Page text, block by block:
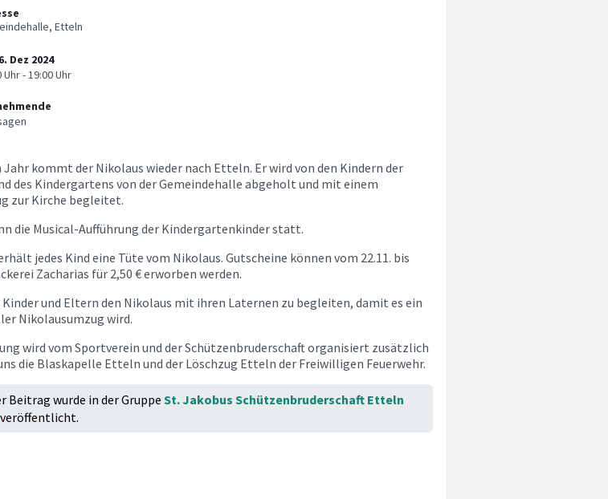
Etteln
Jahr kommt der Nikolaus wieder nach Etteln. Er wird von den Kindern der
des Kindergartens von der Gemeindehalle abgeholt und mit einem
zur Kirche begleitet.
die Musical-Aufführung der Kindergartenkinder statt.
jedes Kind eine Tüte vom Nikolaus. Gutscheine können vom 22.11. bis
Zacharias für 2,50 € erworben werden.
und Eltern den Nikolaus mit ihren Laternen zu begleiten, damit es ein
Nikolausumzug wird.
wird vom Sportverein und der Schützenbruderschaft organisiert zusätzlich
die Blaskapelle Etteln und der Löschzug Etteln der Freiwilligen Feuerwehr.
Beitrag wurde in der Gruppe St. Jakobus Schützenbruderschaft Etteln
veröffentlicht.